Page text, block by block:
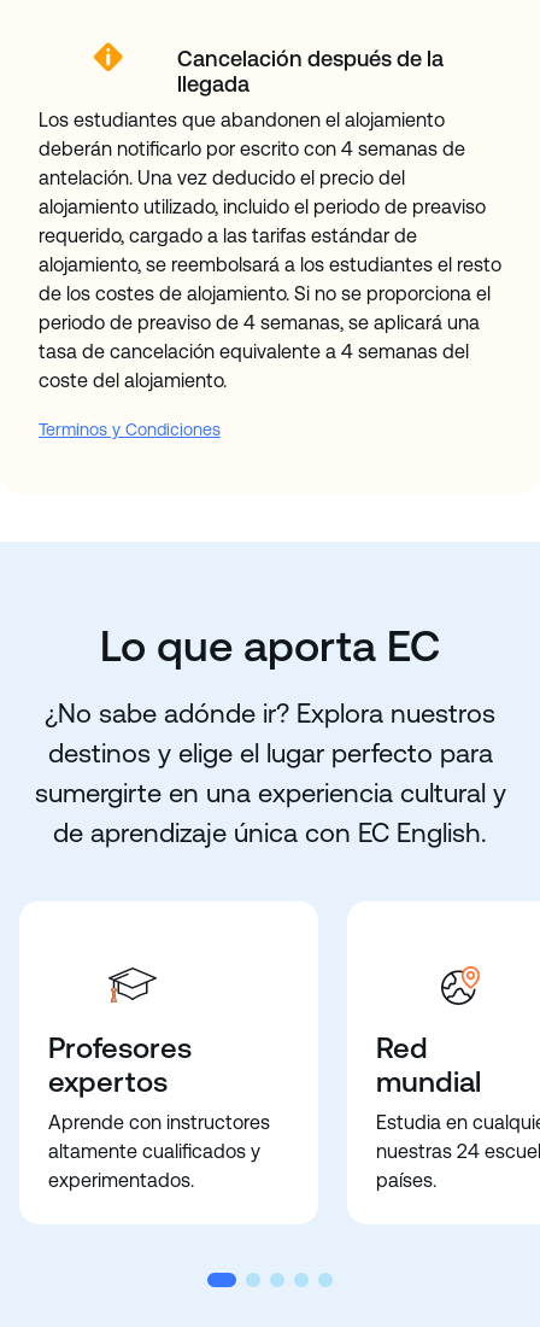
Cancelación después de la
llegada
Los estudiantes que abandonen el alojamiento
deberán notificarlo por escrito con 4 semanas de
antelación. Una vez deducido el precio del
alojamiento utilizado, incluido el periodo de preaviso
requerido, cargado a las tarifas estándar de
alojamiento, se reembolsará a los estudiantes el resto
de los costes de alojamiento. Si no se proporciona el
periodo de preaviso de 4 semanas, se aplicará una
tasa de cancelación equivalente a 4 semanas del
coste del alojamiento.
Terminos y Condiciones
Lo que aporta EC
¿No sabe adónde ir? Explora nuestros
destinos y elige el lugar perfecto para
sumergirte en una experiencia cultural y
de aprendizaje única con EC English.
Profesores
expertos
Aprende con instructores
altamente cualificados y
experimentados.
Red
mundial
Estudia en
nuestras 24
países.